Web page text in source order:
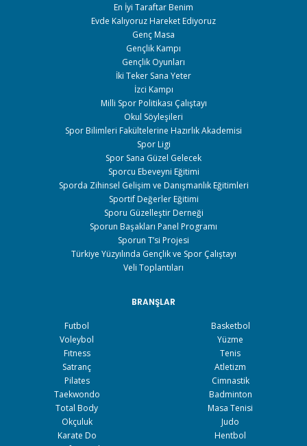
En İyi Taraftar Benim
Evde Kalıyoruz Hareket Ediyoruz
Genç Masa
Gençlik Kampı
Gençlik Oyunları
İki Teker Sana Yeter
İzci Kampı
Milli Spor Politikası Çalıştayı
Okul Söyleşileri
Spor Bilimleri Fakültelerine Hazırlık Akademisi
Spor Ligi
Spor Sana Güzel Gelecek
Sporcu Ebeveyni Eğitimi
Sporda Zihinsel Gelişim ve Danışmanlık Eğitimleri
Sportif Değerler Eğitimi
Sporu Güzelleştir Derneği
Sporun Başakları Panel Programı
Sporun T’si Projesi
Türkiye Yüzyılında Gençlik ve Spor Çalıştayı
Veli Toplantıları
BRANŞLAR
Futbol
Basketbol
Voleybol
Yüzme
Fıtness
Tenis
Satranç
Atletizm
Pilates
Cimnastik
Taekwondo
Badminton
Total Body
Masa Tenisi
Okçuluk
Judo
Karate Do
Hentbol